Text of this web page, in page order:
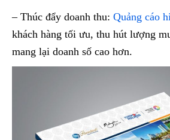
– Thúc đẩy doanh thu: Quảng cáo
khách hàng tối ưu, thu hút lượng
mang lại doanh số cao hơn.